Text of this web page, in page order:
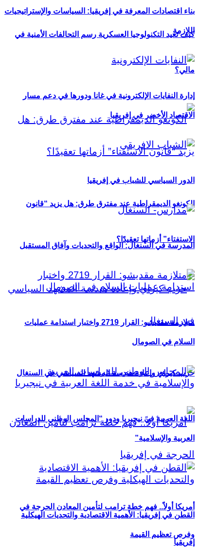
كيف تعيد التكنولوجيا العسكرية رسم التحالفات الأمنية في
مالي؟
الكونغو الديمقراطية عند مفترق طرق: هل يزيد “قانون
الاستفتاء” أزماتها تعقيدًا؟
حزب كيراي وإعادة هندسة المشهد السياسي في السنغال
أمريكا أولاً.. فهم خطة ترامب لتأمين المعادن الحرجة في
إفريقيا
بناء اقتصادات المعرفة في إفريقيا: السياسات والإستراتيجيات
اللازمة
إدارة النفايات الإلكترونية في غانا ودورها في دعم مسار
الاقتصاد الأخضر في إفريقيا
الدور السياسي للشباب في إفريقيا
المدرسة في السنغال: الواقع والتحديات وآفاق المستقبل
متلازمة مقديشو: القرار 2719 واختبار استدامة عمليات
السلام في الصومال
اللغة العربية في نيجيريا ودور “المجلس الوطني للدراسات
العربية والإسلامية”
القطن في إفريقيا: الأهمية الاقتصادية والتحديات الهيكلية
وفرص تعظيم القيمة